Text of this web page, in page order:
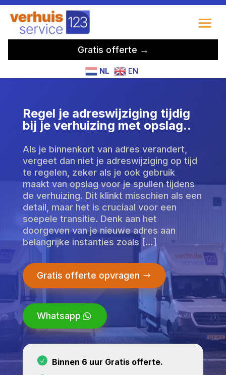
Gratis offerte →
NL EN
Regel je adreswijziging tijdig
bij je verhuizing met opslag.​.
Als je binnenkort van adres verandert,
vergeet dan niet je adreswijziging op tijd
te regelen, zeker als je ook gebruik
maakt van opslag voor je spullen tijdens
de verhuizing. Dit klinkt misschien als een
detail, maar het is cruciaal voor een
soepele transitie. Denk aan het
doorgeven van je nieuwe adres aan
belangrijke instanties zoals […]
Gratis offerte opvragen
Whatsapp
Binnen 6 uur Gratis offerte.